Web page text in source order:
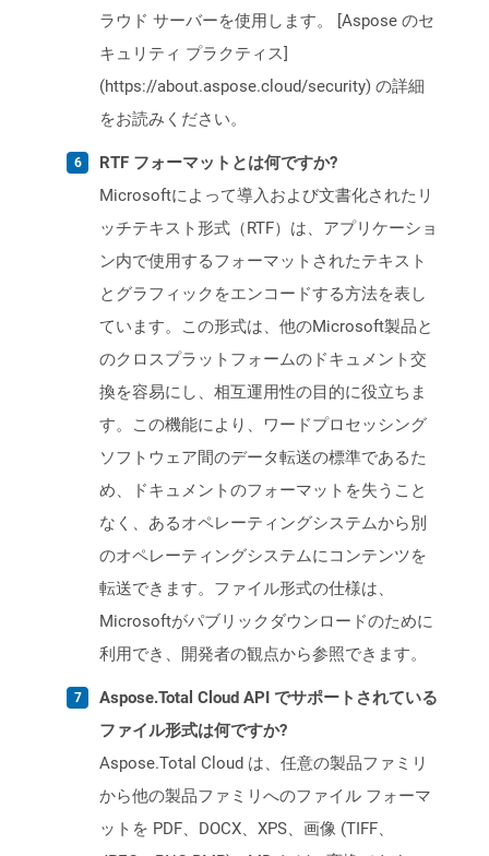
ラウド サーバーを使用します。 [Aspose のセ
キュリティ プラクティス]
(https://about.aspose.cloud/security) の詳細
をお読みください。
RTF フォーマットとは何ですか?
Microsoftによって導入および文書化されたリ
ッチテキスト形式（RTF）は、アプリケーショ
ン内で使用するフォーマットされたテキスト
とグラフィックをエンコードする方法を表し
ています。この形式は、他のMicrosoft製品と
のクロスプラットフォームのドキュメント交
換を容易にし、相互運用性の目的に役立ちま
す。この機能により、ワードプロセッシング
ソフトウェア間のデータ転送の標準であるた
め、ドキュメントのフォーマットを失うこと
なく、あるオペレーティングシステムから別
のオペレーティングシステムにコンテンツを
転送できます。ファイル形式の仕様は、
Microsoftがパブリックダウンロードのために
利用でき、開発者の観点から参照できます。
Aspose.Total Cloud API でサポートされている
ファイル形式は何ですか?
Aspose.Total Cloud は、任意の製品ファミリ
から他の製品ファミリへのファイル フォーマ
ットを PDF、DOCX、XPS、画像 (TIFF、